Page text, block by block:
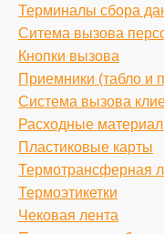
Терминалы сбора
Ситема вызова
Кнопки вызова
Приемники (табло и
Система вызова
Расходные
Пластиковые карты
Термотрансферная
Термоэтикетки
Чековая лента